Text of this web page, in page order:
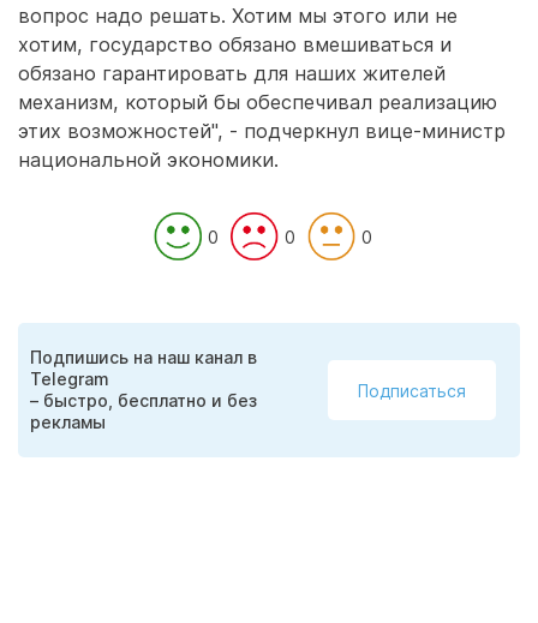
вопрос надо решать. Хотим мы этого или не
хотим, государство обязано вмешиваться и
обязано гарантировать для наших жителей
механизм, который бы обеспечивал реализацию
этих возможностей", - подчеркнул вице-министр
национальной экономики.
0 0 0
Подпишись на наш канал в
Telegram
– быстро, бесплатно и без
рекламы
Подписаться